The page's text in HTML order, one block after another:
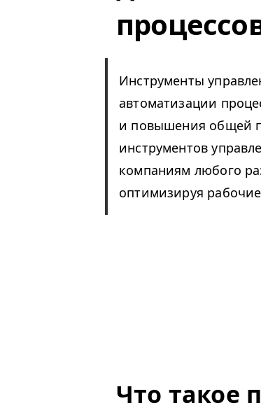
Инструменты
автоматизации
и повышения общей
инструментов
компаниям любого
оптимизируя
Что такое